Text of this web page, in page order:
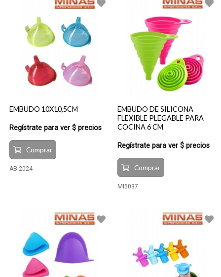
EMBUDO 10X10,5CM
Regístrate para ver $ precios
Comprar
AB-2024
EMBUDO DE SILICONA
FLEXIBLE PLEGABLE PARA
COCINA 6 CM
Regístrate para ver $ precios
Comprar
MI5037